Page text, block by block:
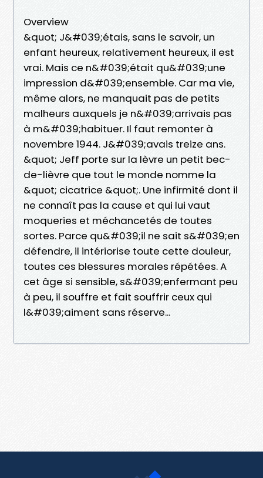
Overview
&quot; J&#039;étais, sans le savoir, un
enfant heureux, relativement heureux, il est
vrai. Mais ce n&#039;était qu&#039;une
impression d&#039;ensemble. Car ma vie,
même alors, ne manquait pas de petits
malheurs auxquels je n&#039;arrivais pas
à m&#039;habituer. Il faut remonter à
novembre 1944. J&#039;avais treize ans.
&quot; Jeff porte sur la lèvre un petit bec-
de-lièvre que tout le monde nomme la
&quot; cicatrice &quot;. Une infirmité dont il
ne connaît pas la cause et qui lui vaut
moqueries et méchancetés de toutes
sortes. Parce qu&#039;il ne sait s&#039;en
défendre, il intériorise toute cette douleur,
toutes ces blessures morales répétées. A
cet âge si sensible, s&#039;enfermant peu
à peu, il souffre et fait souffrir ceux qui
l&#039;aiment sans réserve...